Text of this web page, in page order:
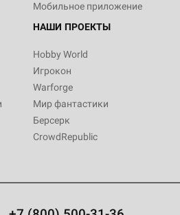
Мобильное приложение
НАШИ ПРОЕКТЫ
Hobby World
Игрокон
Warforge
Мир фантастики
Берсерк
CrowdRepublic